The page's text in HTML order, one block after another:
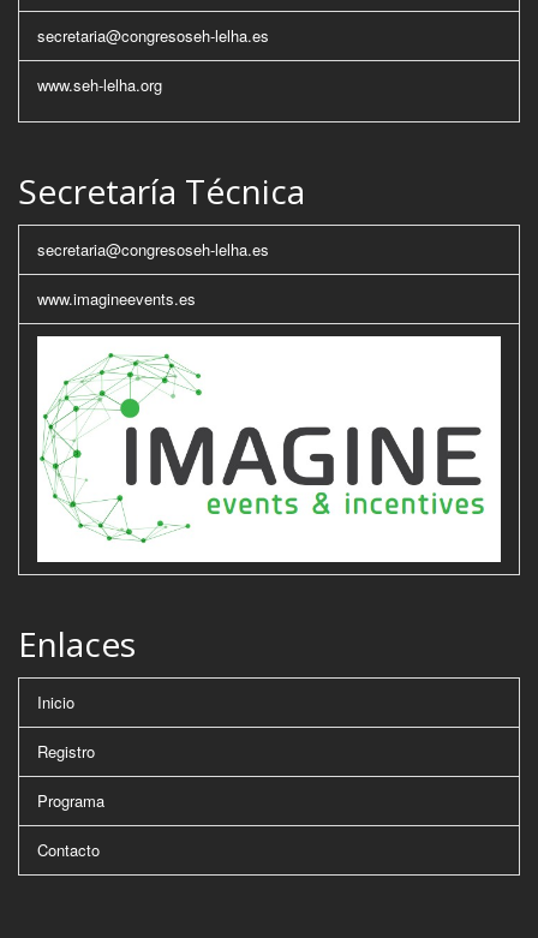
secretaria@congresoseh-lelha.es
www.seh-lelha.org
Secretaría Técnica
secretaria@congresoseh-lelha.es
www.imagineevents.es
Enlaces
Inicio
Registro
Programa
Contacto